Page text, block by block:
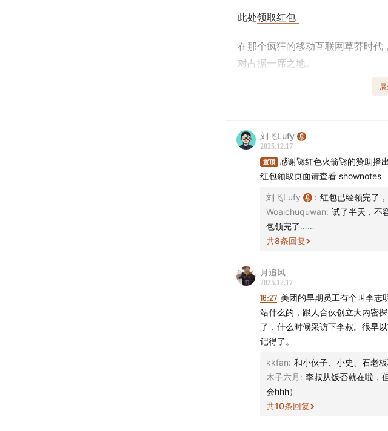
此处领取红包
在那个疯狂的移动互联网草莽时
对占据一席之地。
从“千团大战”的尸山血海中幸存
这不仅仅是一个关于团购或外卖的
王兴信奉的不是攻城略地后的安
本期节目，我们带大家回到那个
中，一步步建立起庞大的本地生活
来杯半拿铁，咱们边喝边唠。
—
半拿铁也开始讲时事了：半拿铁·周
半拿铁也开始讲西游记了：半拿铁
📮听友投稿邮箱：
☕️杭州特调「芝麻·半拿铁」的品
刘飞Lufy
2025.12.17
置顶
感谢🚀红色火箭🚀的赞助播出
红包领取页面请查看 shownotes
刘飞Lufy : 红包已经领完了
Woaichuquwan: 试了半天，不
包领完了……
共8条回复
月追风
2025.12.17
16:27 美团的早期员工有个叫李志
站什么的，跟人合伙创立大内密
了，什么时候采访下李叔。很早
记得了。
kkfan: 和小伙子、小史、石老
木子六月 : 李叔从饭否就在啦，
会hhh）
共10条回复